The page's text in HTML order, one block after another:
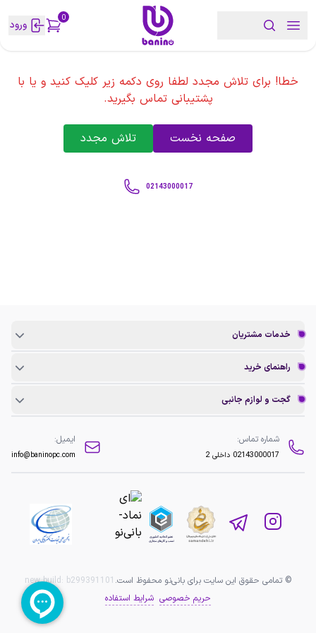
0 ورود
خطا! برای تلاش مجدد لطفا روی دکمه زیر کلیک کنید و یا با
پشتیبانی تماس بگیرید.
صفحه نخست تلاش مجدد
02143000017
خدمات مشتریان
راهنمای خرید
گجت و لوازم جانبی
شماره تماس:
02143000017 داخلی 2
ایمیل:
info@baninopc.com
© تمامی حقوق این سایت برای بانی‌نو محفوظ است. new build: b299391101
حریم خصوصی شرایط استفاده